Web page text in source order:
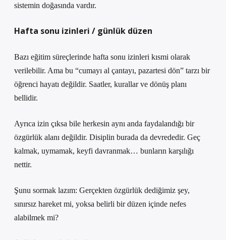
sistemin doğasında vardır.
Hafta sonu izinleri / günlük düzen
Bazı eğitim süreçlerinde hafta sonu izinleri kısmi olarak
verilebilir. Ama bu “cumayı al çantayı, pazartesi dön” tarzı bir
öğrenci hayatı değildir. Saatler, kurallar ve dönüş planı
bellidir.
Ayrıca izin çıksa bile herkesin aynı anda faydalandığı bir
özgürlük alanı değildir. Disiplin burada da devrededir. Geç
kalmak, uymamak, keyfi davranmak… bunların karşılığı
nettir.
Şunu sormak lazım: Gerçekten özgürlük dediğimiz şey,
sınırsız hareket mi, yoksa belirli bir düzen içinde nefes
alabilmek mi?